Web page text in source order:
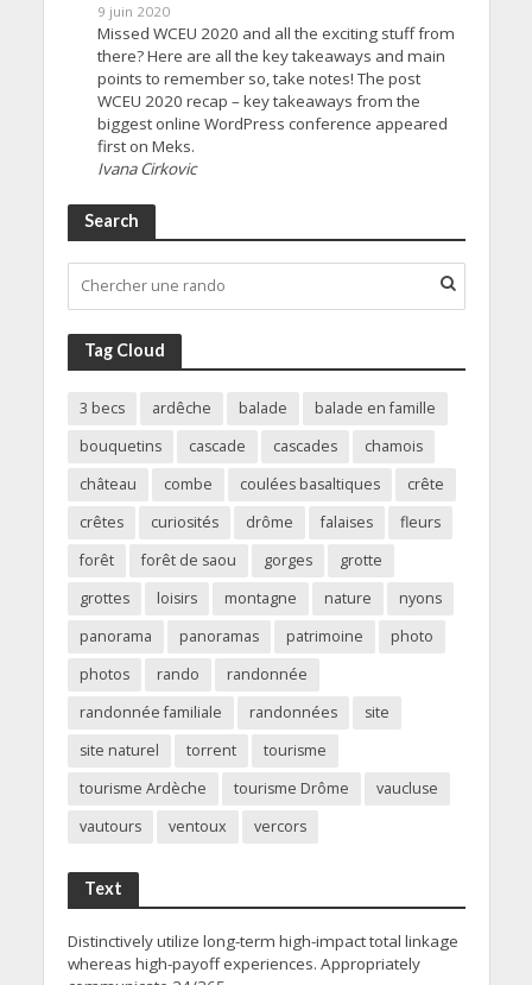
9 juin 2020
Missed WCEU 2020 and all the exciting stuff from
there? Here are all the key takeaways and main
points to remember so, take notes! The post
WCEU 2020 recap – key takeaways from the
biggest online WordPress conference appeared
first on Meks.
Ivana Cirkovic
Search
Tag Cloud
3 becs ardêche balade
balade en famille
bouquetins
cascade cascades
chamois
château
combe coulées basaltiques
crête
crêtes
curiosités drôme falaises
fleurs
forêt
forêt de saou gorges
grotte
grottes
loisirs montagne nature
nyons
panorama
panoramas patrimoine
photo
photos
rando
randonnée
randonnée familiale
randonnées
site
site naturel
torrent
tourisme
tourisme Ardèche
tourisme Drôme
vaucluse
vautours
ventoux vercors
Text
Distinctively utilize long-term high-impact total linkage
whereas high-payoff experiences. Appropriately